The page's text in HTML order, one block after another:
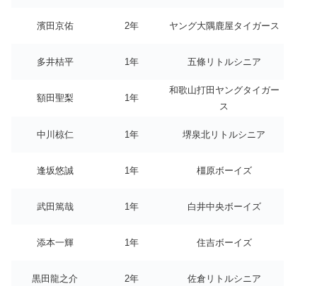
濱田京佑 2年 ヤング大隅鹿屋タイガース
多井桔平 1年 五條リトルシニア
額田聖梨 1年
和歌山打田ヤングタイガー
ス
中川椋仁 1年 堺泉北リトルシニア
逢坂悠誠 1年 橿原ボーイズ
武田篤哉 1年 白井中央ボーイズ
添本一輝 1年 住吉ボーイズ
黒田龍之介 2年 佐倉リトルシニア